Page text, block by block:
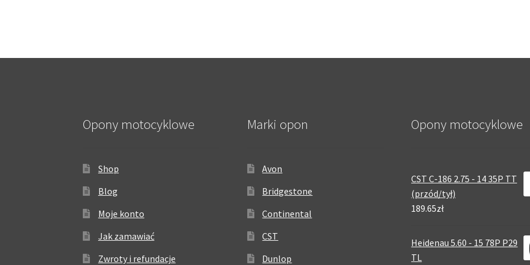
Opony motocyklowe
Shop
Blog
Moje konto
Jak zamawiać
Zwroty i refundacje
Marki opon
Avon
Bridgestone
Continental
CST
Dunlop
Opony motocyklowe
CST C-186 2.75 - 14 35P TT
(przód/tył)
189.65zł
Heidenau 5.60 - 15 78P P29
TL